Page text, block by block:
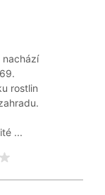
nachází
rostlin
...